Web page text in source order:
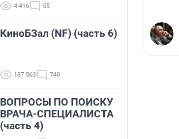
4 416 55
КиноБЗал (NF) (часть 6)
187 563 740
ВОПРОСЫ ПО ПОИСКУ
ВРАЧА-СПЕЦИАЛИСТА
(часть 4)